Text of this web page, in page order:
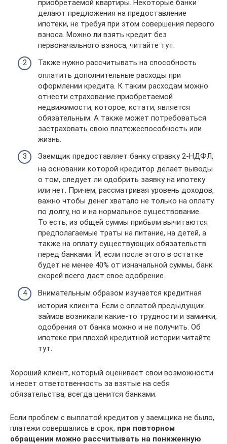
приобретаемой квартиры. Некоторые банки
делают предложения на предоставление
ипотеки, не требуя при этом совершения первого
взноса. Можно ли взять кредит без
первоначального взноса, читайте тут.
Также нужно рассчитывать на способность
оплатить дополнительные расходы при
оформлении кредита. К таким расходам можно
отнести страхование приобретаемой
недвижимости, которое, кстати, является
обязательным. А также может потребоваться
застраховать свою платежеспособность или
жизнь.
Заемщик предоставляет банку справку 2-НДФЛ,
на основании которой кредитор делает выводы
о том, следует ли одобрить заявку на ипотеку
или нет. Причем, рассматривая уровень доходов,
важно чтобы денег хватало не только на оплату
по долгу, но и на нормальное существование.
То есть, из общей суммы прибыли вычитаются
предполагаемые траты на питание, на детей, а
также на оплату существующих обязательств
перед банками. И, если после этого в остатке
будет не менее 40% от изначальной суммы, банк
скорей всего даст свое одобрение.
Внимательным образом изучается кредитная
история клиента. Если с оплатой предыдущих
займов возникали какие-то трудности и заминки,
одобрения от банка можно и не получить. Об
ипотеке при плохой кредитной истории читайте
тут.
Хороший клиент, который оценивает свои возможности
и несет ответственность за взятые на себя
обязательства, всегда ценится банками.
Если проблем с выплатой кредитов у заемщика не было,
платежи совершались в срок, при повторном
обращении можно рассчитывать на пониженную